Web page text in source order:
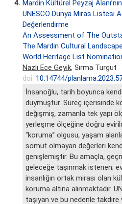
4. Mardin Kültürel Peyzaj
UNESCO Dünya Miras Listesi
Değerlendirme
An Assessment of The
The Mardin Cultural
World Heritage List
Nazlı Ece Geyik, Sırma Turgut
doi: 10.14744/
İnsanoğlu, tarih boyunca
duymuştur. Süreç içerisinde
değişmiş, zamanla tek yapı
yerleşme ölçeğine doğru
“koruma” olgusu, yaşam
somut olmayan değerleri
genişlemiştir. Bu amaçla,
geleceğe taşınmak istenen;
insanlığın ortak mirası olan
koruma altına alınmaktadır.
taşıyan ve bu nedenle